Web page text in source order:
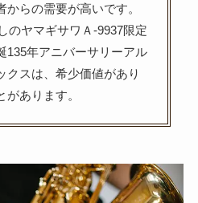
からの需要が高いです。
のヤマギサワＡ-9937限定
135年アニバーサリーアル
クスは、希少価値があり
あります。